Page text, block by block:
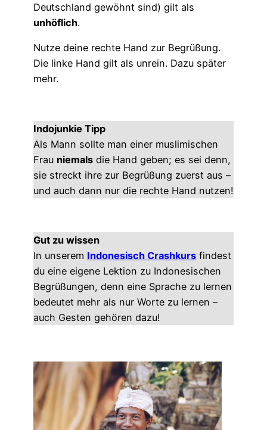
Deutschland gewöhnt sind) gilt als
unhöflich.
Nutze deine rechte Hand zur Begrüßung.
Die linke Hand gilt als unrein. Dazu später
mehr.
Indojunkie Tipp
Als Mann sollte man einer muslimischen
Frau niemals die Hand geben; es sei denn,
sie streckt ihre zur Begrüßung zuerst aus –
und auch dann nur die rechte Hand nutzen!
Gut zu wissen
In unserem Indonesisch Crashkurs findest
du eine eigene Lektion zu Indonesischen
Begrüßungen, denn eine Sprache zu lernen
bedeutet mehr als nur Worte zu lernen –
auch Gesten gehören dazu!